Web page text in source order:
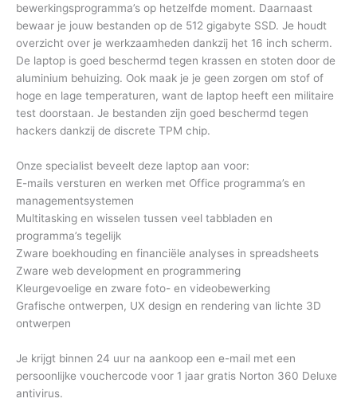
bewerkingsprogramma’s op hetzelfde moment. Daarnaast
bewaar je jouw bestanden op de 512 gigabyte SSD. Je houdt
overzicht over je werkzaamheden dankzij het 16 inch scherm.
De laptop is goed beschermd tegen krassen en stoten door de
aluminium behuizing. Ook maak je je geen zorgen om stof of
hoge en lage temperaturen, want de laptop heeft een militaire
test doorstaan. Je bestanden zijn goed beschermd tegen
hackers dankzij de discrete TPM chip.
Onze specialist beveelt deze laptop aan voor:
E-mails versturen en werken met Office programma’s en
managementsystemen
Multitasking en wisselen tussen veel tabbladen en
programma’s tegelijk
Zware boekhouding en financiële analyses in spreadsheets
Zware web development en programmering
Kleurgevoelige en zware foto- en videobewerking
Grafische ontwerpen, UX design en rendering van lichte 3D
ontwerpen
Je krijgt binnen 24 uur na aankoop een e-mail met een
persoonlijke vouchercode voor 1 jaar gratis Norton 360 Deluxe
antivirus.